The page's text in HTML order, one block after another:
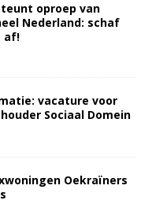
oproep van
Nederland: schaf
af!
vacature voor
Sociaal Domein
Oekraïners